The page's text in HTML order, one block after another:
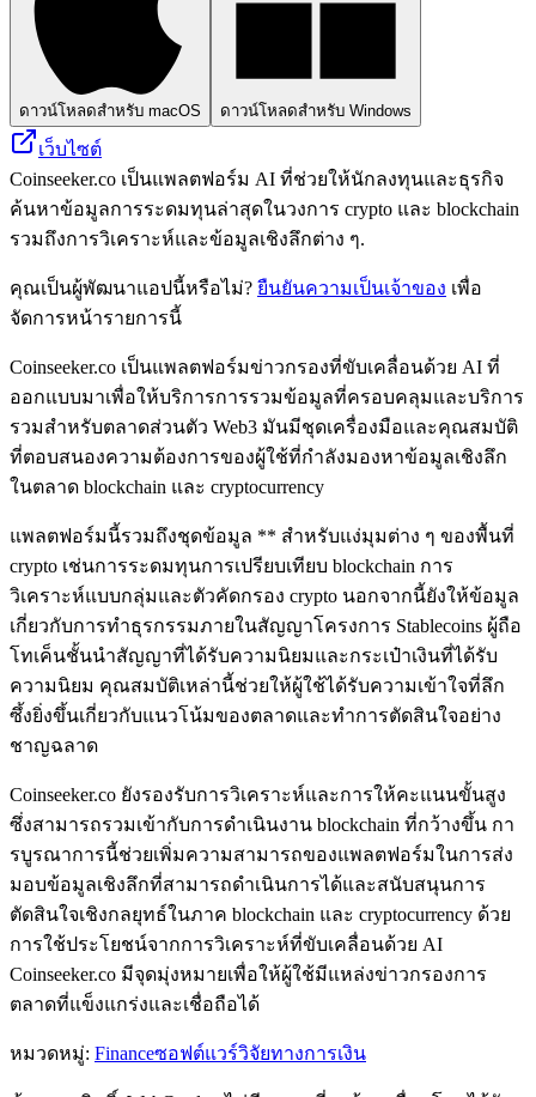
ดาวน์โหลดสำหรับ macOS ดาวน์โหลดสำหรับ Windows
เว็บไซต์
Coinseeker.co เป็นแพลตฟอร์ม AI ที่ช่วยให้นักลงทุนและธุรกิจ
ค้นหาข้อมูลการระดมทุนล่าสุดในวงการ crypto และ blockchain
รวมถึงการวิเคราะห์และข้อมูลเชิงลึกต่าง ๆ.
คุณเป็นผู้พัฒนาแอปนี้หรือไม่? ยืนยันความเป็นเจ้าของ เพื่อ
จัดการหน้ารายการนี้
Coinseeker.co เป็นแพลตฟอร์มข่าวกรองที่ขับเคลื่อนด้วย AI ที่
ออกแบบมาเพื่อให้บริการการรวมข้อมูลที่ครอบคลุมและบริการ
รวมสำหรับตลาดส่วนตัว Web3 มันมีชุดเครื่องมือและคุณสมบัติ
ที่ตอบสนองความต้องการของผู้ใช้ที่กำลังมองหาข้อมูลเชิงลึก
ในตลาด blockchain และ cryptocurrency
แพลตฟอร์มนี้รวมถึงชุดข้อมูล ** สำหรับแง่มุมต่าง ๆ ของพื้นที่
crypto เช่นการระดมทุนการเปรียบเทียบ blockchain การ
วิเคราะห์แบบกลุ่มและตัวคัดกรอง crypto นอกจากนี้ยังให้ข้อมูล
เกี่ยวกับการทำธุรกรรมภายในสัญญาโครงการ Stablecoins ผู้ถือ
โทเค็นชั้นนำสัญญาที่ได้รับความนิยมและกระเป๋าเงินที่ได้รับ
ความนิยม คุณสมบัติเหล่านี้ช่วยให้ผู้ใช้ได้รับความเข้าใจที่ลึก
ซึ้งยิ่งขึ้นเกี่ยวกับแนวโน้มของตลาดและทำการตัดสินใจอย่าง
ชาญฉลาด
Coinseeker.co ยังรองรับการวิเคราะห์และการให้คะแนนขั้นสูง
ซึ่งสามารถรวมเข้ากับการดำเนินงาน blockchain ที่กว้างขึ้น กา
รบูรณาการนี้ช่วยเพิ่มความสามารถของแพลตฟอร์มในการส่ง
มอบข้อมูลเชิงลึกที่สามารถดำเนินการได้และสนับสนุนการ
ตัดสินใจเชิงกลยุทธ์ในภาค blockchain และ cryptocurrency ด้วย
การใช้ประโยชน์จากการวิเคราะห์ที่ขับเคลื่อนด้วย AI
Coinseeker.co มีจุดมุ่งหมายเพื่อให้ผู้ใช้มีแหล่งข่าวกรองการ
ตลาดที่แข็งแกร่งและเชื่อถือได้
หมวดหมู่: Financeซอฟต์แวร์วิจัยทางการเงิน